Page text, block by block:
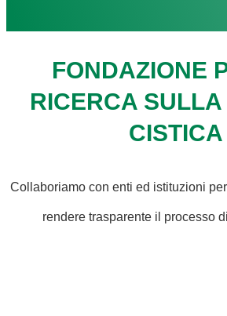
FONDAZIONE
RICERCA
CISTICA
Collaboriamo con enti ed istituzioni
rendere trasparente il processo